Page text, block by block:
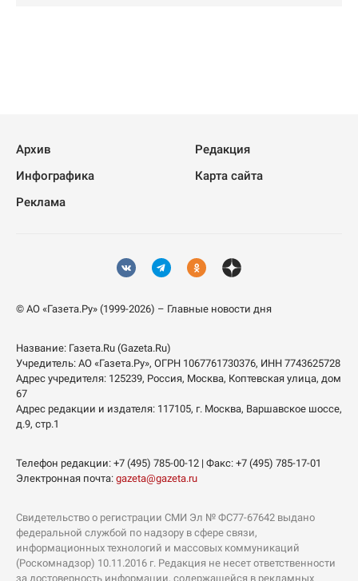
Архив
Редакция
Инфографика
Карта сайта
Реклама
© АО «Газета.Ру» (1999-2026) – Главные новости дня
Название: Газета.Ru (Gazeta.Ru)
Учредитель: АО «Газета.Ру», ОГРН 1067761730376, ИНН 7743625728
Адрес учредителя: 125239, Россия, Москва, Коптевская улица, дом
67
Адрес редакции и издателя: 117105, г. Москва, Варшавское шоссе,
д.9, стр.1
Телефон редакции: +7 (495) 785-00-12 | Факс: +7 (495) 785-17-01
Электронная почта: gazeta@gazeta.ru
Свидетельство о регистрации СМИ Эл № ФС77-67642 выдано
федеральной службой по надзору в сфере связи,
информационных технологий и массовых коммуникаций
(Роскомнадзор) 10.11.2016 г. Редакция не несет ответственности
за достоверность информации, содержащейся в рекламных